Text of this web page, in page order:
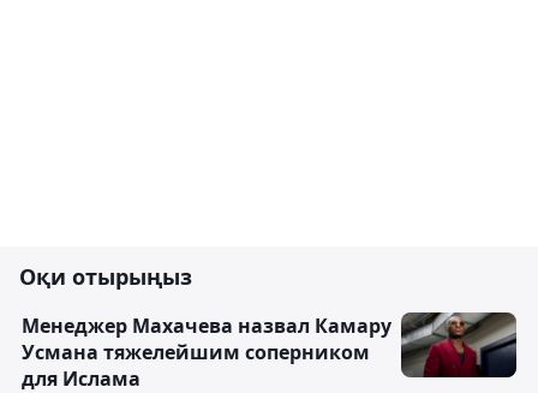
Оқи отырыңыз
Менеджер Махачева назвал Камару
Усмана тяжелейшим соперником
для Ислама